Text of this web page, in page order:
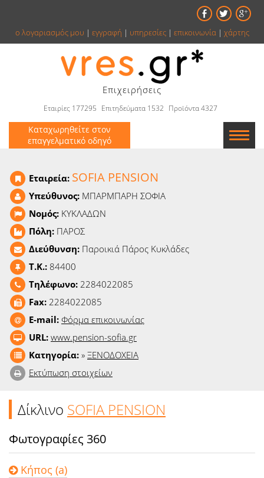
ο λογαριασμός μου | εγγραφή | υπηρεσίες| επικοινωνία| χάρτης
Επιχειρήσεις
Εταιρίες 177295 Επιτηδεύματα 1532 Προϊόντα 4327
Καταχωρηθείτε στον
επαγγελματικό οδηγό
Κατάλογος
Αγγελίες
Βιβλία
Ειδήσεις
Παιχνίδια
Ραδιόφωνο
Ταινίες
Εταιρεία: SOFIA PENSION
Υπεύθυνος: ΜΠΑΡΜΠΑΡΗ ΣΟΦΙΑ
Νομός: ΚΥΚΛΑΔΩΝ
Πόλη: ΠΑΡΟΣ
Διεύθυνση: Παροικιά Πάρος Κυκλάδες
T.K.: 84400
Τηλέφωνο: 2284022085
Fax: 2284022085
E-mail: Φόρμα επικοινωνίας
URL: www.pension-sofia.gr
Κατηγορία: » ΞΕΝΟΔΟΧΕΙΑ
Εκτύπωση στοιχείων
Δίκλινο SOFIA PENSION
Φωτογραφίες 360
Κήπος (a)